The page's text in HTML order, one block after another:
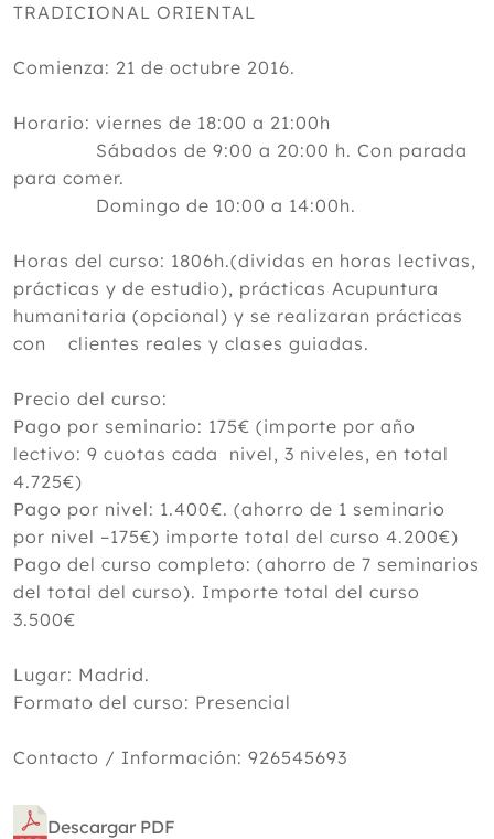
TRADICIONAL ORIENTAL
Comienza: 21 de octubre 2016.
Horario: viernes de 18:00 a 21:00h
Sábados de 9:00 a 20:00 h. Con parada
para comer.
Domingo de 10:00 a 14:00h.
Horas del curso: 1806h.(dividas en horas lectivas,
prácticas y de estudio), prácticas Acupuntura
humanitaria (opcional) y se realizaran prácticas
con clientes reales y clases guiadas.
Precio del curso:
Pago por seminario: 175€ (importe por año
lectivo: 9 cuotas cada nivel, 3 niveles, en total
4.725€)
Pago por nivel: 1.400€. (ahorro de 1 seminario
por nivel –175€) importe total del curso 4.200€)
Pago del curso completo: (ahorro de 7 seminarios
del total del curso). Importe total del curso
3.500€
Lugar: Madrid.
Formato del curso: Presencial
Contacto / Información: 926545693
Descargar PDF